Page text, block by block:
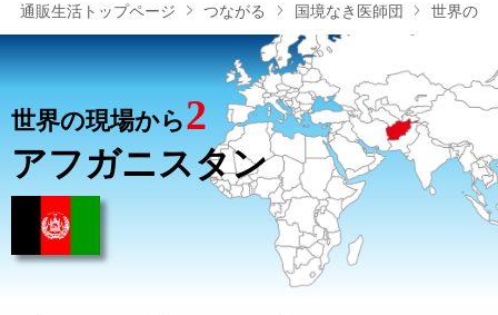
メ
ニ
ー
通販生活トップページ つながる 国境なき医師団 世界の現
世界の現場から2
アフガニスタン